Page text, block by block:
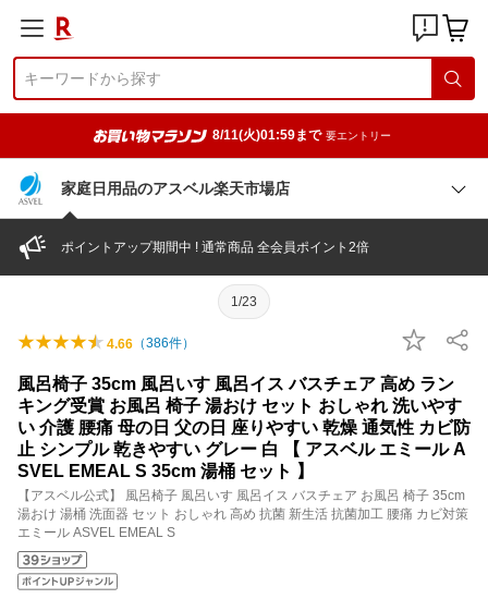
8/11(火)01:59まで 要エントリー
家庭日用品のアスベル楽天市場店
ポイントアップ期間中 ! 通常商品 全会員ポイント2倍
1/23
4.66 （386件）
風呂椅子 35cm 風呂いす 風呂イス バスチェア 高め ラン
キング受賞 お風呂 椅子 湯おけ セット おしゃれ 洗いやす
い 介護 腰痛 母の日 父の日 座りやすい 乾燥 通気性 カビ防
止 シンプル 乾きやすい グレー 白 【 アスベル エミール A
SVEL EMEAL S 35cm 湯桶 セット 】
【アスベル公式】 風呂椅子 風呂いす 風呂イス バスチェア お風呂 椅子 35cm
湯おけ 湯桶 洗面器 セット おしゃれ 高め 抗菌 新生活 抗菌加工 腰痛 カビ対策
エミール ASVEL EMEAL S